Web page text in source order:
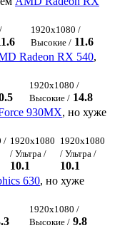
1920x1080 /
Высокие / 11.6
Radeon RX 540,
1920x1080 /
Высокие / 14.8
930MX, но хуже
/ 1920x1080
/ Ультра /
10.1
1920x1080
/ Ультра /
10.1
630, но хуже
1920x1080 /
Высокие / 9.8